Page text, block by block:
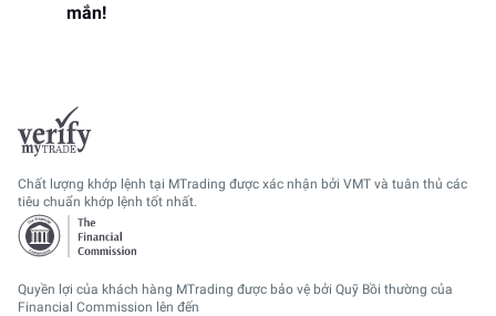
mắn!
Chất lượng khớp lệnh tại MTrading được xác nhận bởi VMT và tuân thủ các
tiêu chuẩn khớp lệnh tốt nhất.
Quyền lợi của khách hàng MTrading được bảo vệ bởi Quỹ Bồi thường của
Financial Commission lên đến